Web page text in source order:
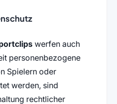
werfen auch
personenbezogene
Spielern oder
werden, sind
rechtlicher